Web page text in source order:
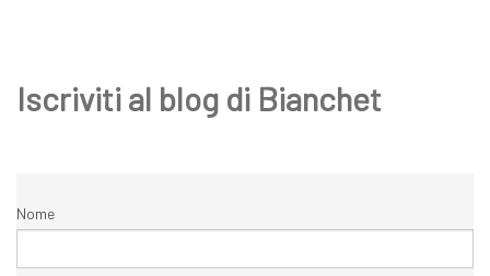
Iscriviti al blog di Bianchet
Nome